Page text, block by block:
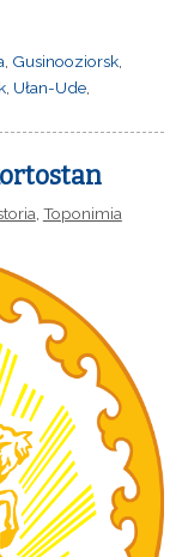
Gusinooziorsk
Ułan-Ude
Toponimia